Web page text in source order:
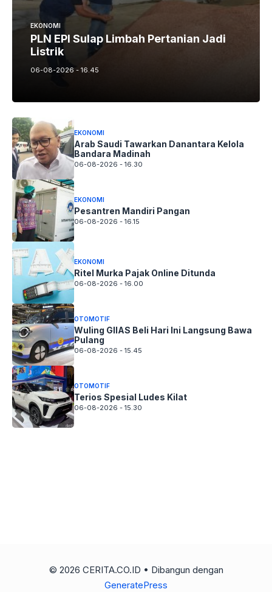
EKONOMI
PLN EPI Sulap Limbah Pertanian Jadi
Listrik
06-08-2026 - 16.45
EKONOMI
Arab Saudi Tawarkan Danantara Kelola
Bandara Madinah
06-08-2026 - 16.30
EKONOMI
Pesantren Mandiri Pangan
06-08-2026 - 16.15
EKONOMI
Ritel Murka Pajak Online Ditunda
06-08-2026 - 16.00
OTOMOTIF
Wuling GIIAS Beli Hari Ini Langsung Bawa
Pulang
06-08-2026 - 15.45
OTOMOTIF
Terios Spesial Ludes Kilat
06-08-2026 - 15.30
© 2026 CERITA.CO.ID • Dibangun dengan
GeneratePress